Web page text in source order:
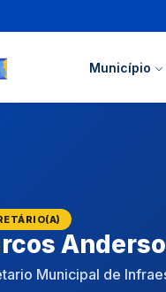
Município
Municipal de